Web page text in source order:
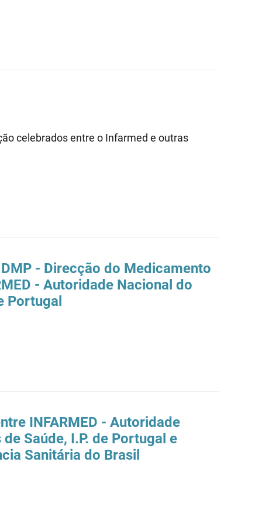
celebrados entre o Infarmed e outras
- Direcção do Medicamento
- Autoridade Nacional do
Portugal
INFARMED - Autoridade
Saúde, I.P. de Portugal e
Sanitária do Brasil